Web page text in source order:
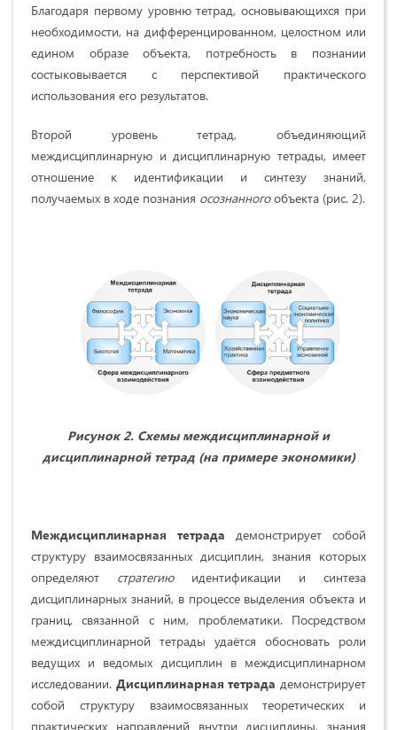
Благодаря первому уровню тетрад, основывающихся при
необходимости, на дифференцированном, целостном или
едином образе объекта, потребность в познании
состыковывается с перспективой практического
использования его результатов.
Второй уровень тетрад, объединяющий
междисциплинарную и дисциплинарную тетрады, имеет
отношение к идентификации и синтезу знаний,
получаемых в ходе познания осознанногообъекта (рис. 2).
Рисунок 2. Схемы междисциплинарной и
дисциплинарной тетрад (на примере экономики)
Междисциплинарная тетрада демонстрирует собой
структуру взаимосвязанных дисциплин, знания которых
определяют стратегиюидентификации и синтеза
дисциплинарных знаний, в процессе выделения объекта и
границ, связанной с ним, проблематики. Посредством
междисциплинарной тетрады удаётся обосновать роли
ведущих и ведомых дисциплин в междисциплинарном
исследовании. Дисциплинарная тетрада демонстрирует
собой структуру взаимосвязанных теоретических и
практических направлений внутри дисциплины, знания